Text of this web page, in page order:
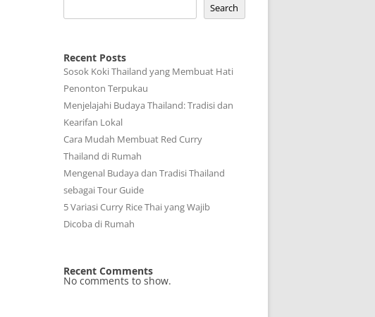
Search
Recent Posts
Sosok Koki Thailand yang Membuat Hati
Penonton Terpukau
Menjelajahi Budaya Thailand: Tradisi dan
Kearifan Lokal
Cara Mudah Membuat Red Curry
Thailand di Rumah
Mengenal Budaya dan Tradisi Thailand
sebagai Tour Guide
5 Variasi Curry Rice Thai yang Wajib
Dicoba di Rumah
Recent Comments
No comments to show.